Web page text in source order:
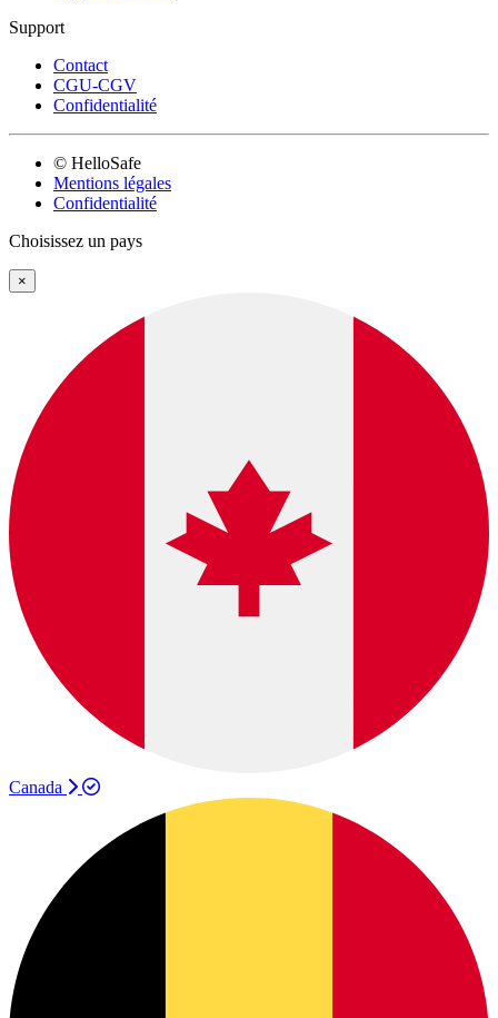
Support
Contact
CGU-CGV
Confidentialité
© HelloSafe
Mentions légales
Confidentialité
Choisissez un pays
×
Canada